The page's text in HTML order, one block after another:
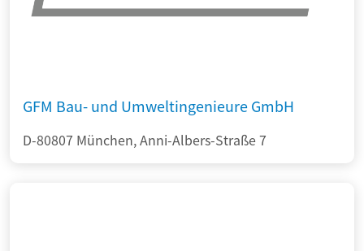
GFM Bau- und Umweltingenieure GmbH
D-80807 München, Anni-Albers-Straße 7